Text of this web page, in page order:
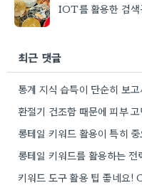
IOT를 활용한 검색
최근 댓글